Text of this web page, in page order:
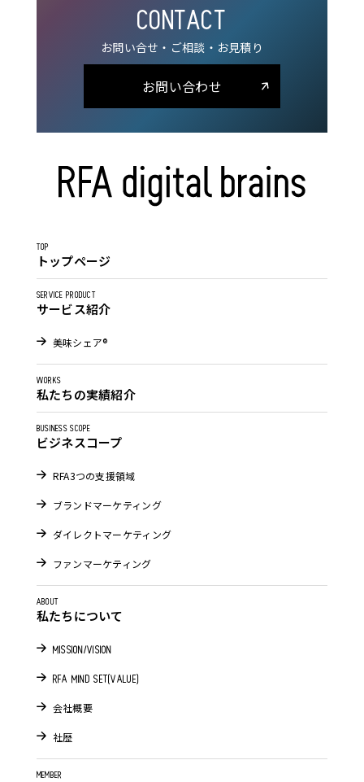
CONTACT
お問い合せ・ご相談・お見積り
お問い合わせ
TOP
トップページ
WORKS
私たちの実績紹介
SERVICE PRODUCT
サービス紹介
美味シェア®
BUSINESS SCOPE
ビジネスコープ
RFA3つの支援領域
ブランドマーケティング
ダイレクトマーケティング
ファンマーケティング
ABOUT
私たちについて
MISSION/VISION
RFA MIND SET(VALUE)
会社概要
社歴
MEMBER